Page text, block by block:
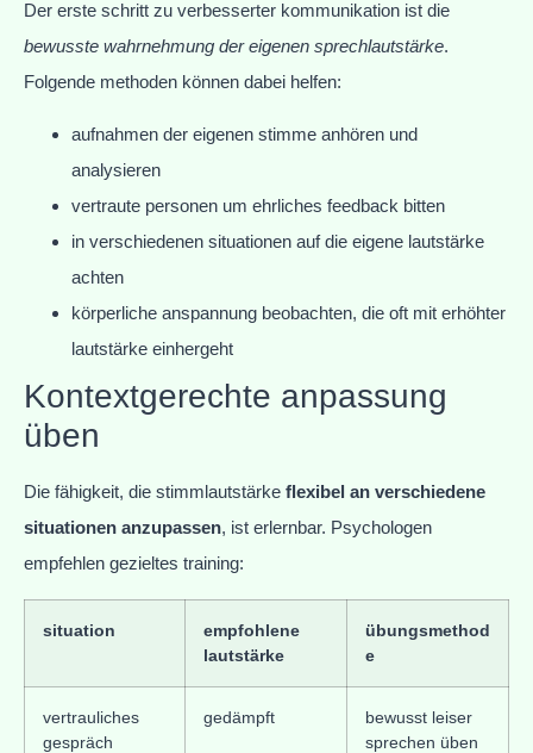
Der erste schritt zu verbesserter kommunikation ist die
bewusste wahrnehmung der eigenen sprechlautstärke.
Folgende methoden können dabei helfen:
aufnahmen der eigenen stimme anhören und
analysieren
vertraute personen um ehrliches feedback bitten
in verschiedenen situationen auf die eigene lautstärke
achten
körperliche anspannung beobachten, die oft mit erhöhter
lautstärke einhergeht
Kontextgerechte anpassung
üben
Die fähigkeit, die stimmlautstärke flexibel an verschiedene
situationen anzupassen, ist erlernbar. Psychologen
empfehlen gezieltes training:
situation
empfohlene
lautstärke
übungsmethod
e
vertrauliches
gespräch
gedämpft
bewusst leiser
sprechen üben